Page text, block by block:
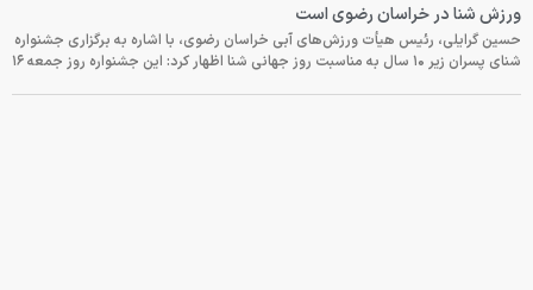
ورزش شنا در خراسان رضوی است
حسین گرایلی، رئیس هیأت ورزش‌های آبی خراسان رضوی، با اشاره به برگزاری جشنواره
شنای پسران زیر ۱۰ سال به مناسبت روز جهانی شنا اظهار کرد: این جشنواره روز جمعه‌ ۱۶